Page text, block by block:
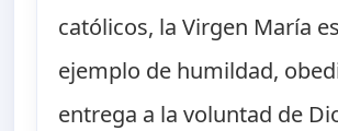
católicos, la Virgen María
ejemplo de humildad,
entrega a la voluntad de